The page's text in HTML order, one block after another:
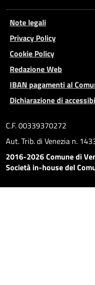
Note legali
Privacy Policy
Cookie Policy
Redazione Web
IBAN pagamenti al
Dichiarazione di
C.F. 00339370272
Aut. Trib. di Venezia n.
2016-2026 Comune di
Società in-house del